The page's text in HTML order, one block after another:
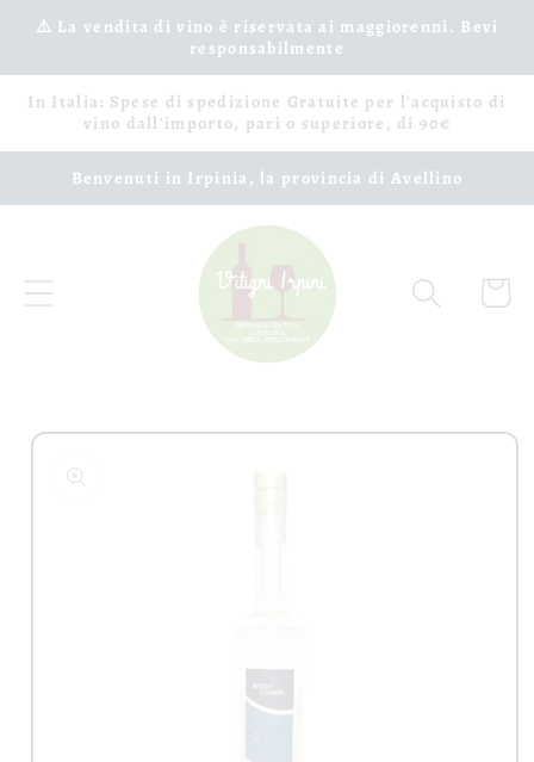
Vai
direttamente
⚠️ La vendita di vino è riservata ai maggiorenni. Bevi
responsabilmente
In Italia: Spese di spedizione Gratuite per l'acquisto di
vino dall'importo, pari o superiore, di 90€
Benvenuti in Irpinia, la provincia di Avellino
Carrello
Passa alle
informazioni
sul prodotto